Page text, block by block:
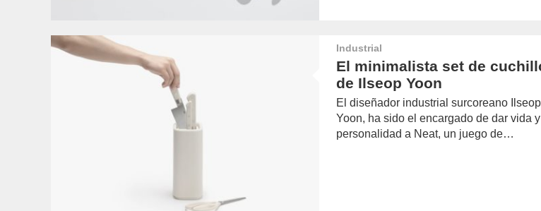
Industrial
El minimalista set de
de Ilseop Yoon
El diseñador industrial surcoreano Ilseop
Yoon, ha sido el encargado de dar vida y
personalidad a Neat, un juego de…